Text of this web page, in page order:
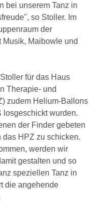
bei unserem Tanz in
so Stoller. Im
der
Maibowle und
für das Haus
Therapie- und
zudem Helium-Ballons
losgeschickt wurden.
der Finder gebeten
HPZ zu schicken.
werden wir
gestalten und so
speziellen Tanz in
die angehende